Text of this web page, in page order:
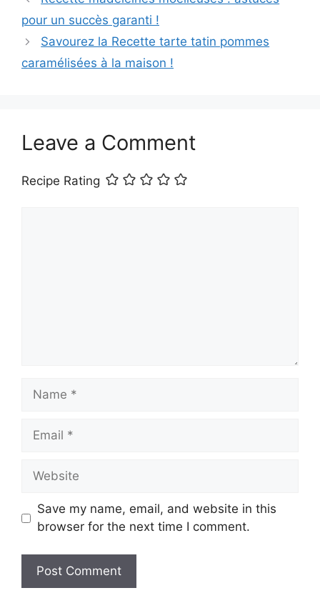
pour un succès garanti !
Savourez la Recette tarte tatin pommes
caramélisées à la maison !
Leave a Comment
Recipe Rating
Name
Email
Website
Save my name, email, and website in this
browser for the next time I comment.